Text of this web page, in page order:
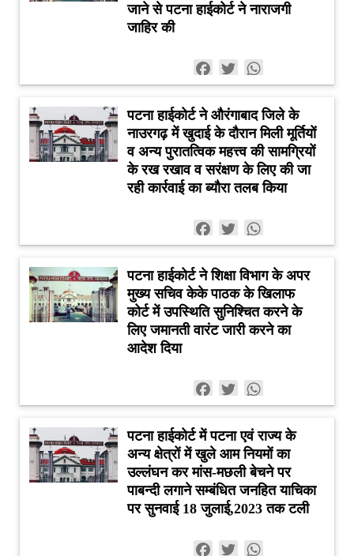
जाने से पटना हाईकोर्ट ने नाराजगी
जाहिर की
Facebook
Twitter
पटना हाईकोर्ट ने औरंगाबाद जिले के
नाउरगढ़ में खुदाई के दौरान मिली मूर्तियों
व अन्य पुरातत्विक महत्त्व की सामग्रियों
के रख रखाव व सरंक्षण के लिए की जा
रही कार्रवाई का ब्यौरा तलब किया
Facebook
Twitter
पटना हाईकोर्ट ने शिक्षा विभाग के अपर
मुख्य सचिव केके पाठक के खिलाफ
कोर्ट में उपस्थिति सुनिश्चित करने के
लिए जमानती वारंट जारी करने का
आदेश दिया
Facebook
Twitter
पटना हाईकोर्ट में पटना एवं राज्य के
अन्य क्षेत्रों में खुले आम नियमों का
उल्लंघन कर मांस-मछली बेचने पर
पाबन्दी लगाने सम्बंधित जनहित याचिका
पर सुनवाई 18 जुलाई,2023 तक टली
Facebook
Twitter